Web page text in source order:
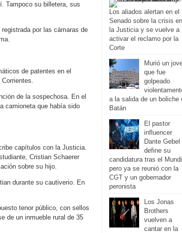
Tampoco su billetera, sus
por las cámaras de
de patentes en el
de la sospechosa. En el
camioneta que había sido
capítulos con la Justicia.
Cristian Schaerer
sobre su hijo.
durante su cautiverio. En
tenor público, con sellos
de un inmueble rural de 35
Los aliados alertan en el
Senado sobre la crisis en
la Justicia y se vuelve a
activar el reclamo por la
Corte
Murió un
que fue
golpeado
a la salida de un boliche
Batán
El pastor
influencer
Dante Gebel
define su
candidatura tras el
pero ya se reunió con la
CGT y un gobernador
peronista
Los Jonas
Brothers
vuelven a
cantar en la